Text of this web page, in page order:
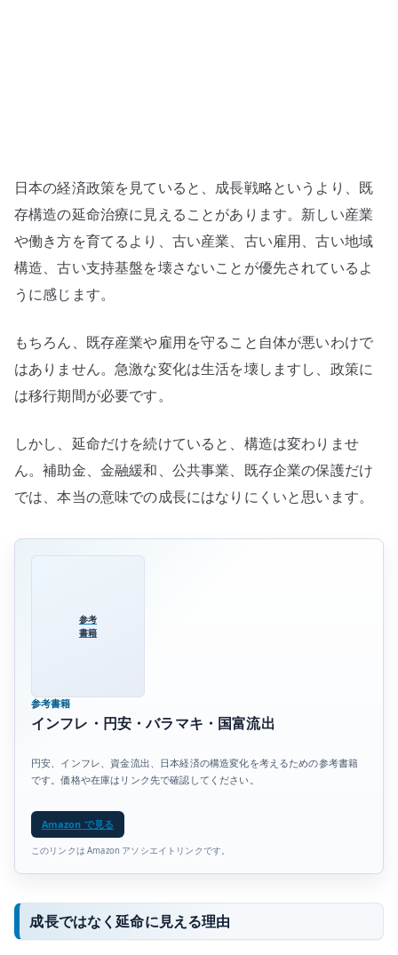
業
構
造
を
え
い
政
策
限
界
へ
日本の経済政策を見ていると、成長戦略というより、既
存構造の延命治療に見えることがあります。新しい産業
や働き方を育てるより、古い産業、古い雇用、古い地域
構造、古い支持基盤を壊さないことが優先されているよ
うに感じます。
もちろん、既存産業や雇用を守ること自体が悪いわけで
はありません。急激な変化は生活を壊しますし、政策に
は移行期間が必要です。
しかし、延命だけを続けていると、構造は変わりませ
ん。補助金、金融緩和、公共事業、既存企業の保護だけ
では、本当の意味での成長にはなりにくいと思います。
参考
書籍
参考書籍
インフレ・円安・バラマキ・国富流出
円安、インフレ、資金流出、日本経済の構造変化を考えるための参考書籍
です。価格や在庫はリンク先で確認してください。
Amazon で見る
このリンクは Amazon アソシエイトリンクです。
成長ではなく延命に見える理由